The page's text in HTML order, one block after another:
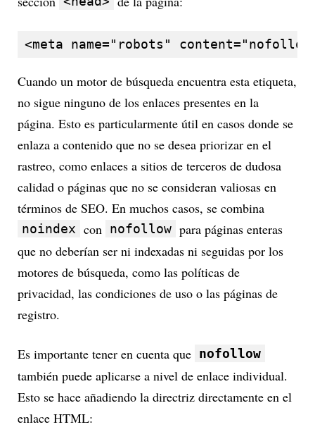
<meta name="robots"
Cuando un motor de búsqueda encuentra esta etiqueta,
no sigue ninguno de los enlaces presentes en la
página. Esto es particularmente útil en casos donde se
enlaza a contenido que no se desea priorizar en el
rastreo, como enlaces a sitios de terceros de dudosa
calidad o páginas que no se consideran valiosas en
términos de SEO. En muchos casos, se combina
noindex con nofollow para páginas enteras
que no deberían ser ni indexadas ni seguidas por los
motores de búsqueda, como las políticas de
privacidad, las condiciones de uso o las páginas de
registro.
Es importante tener en cuenta que nofollow
también puede aplicarse a nivel de enlace individual.
Esto se hace añadiendo la directriz directamente en el
enlace HTML: